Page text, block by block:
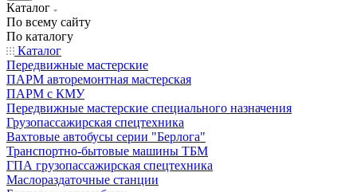
Каталог
По всему сайту
По каталогу
Каталог
Передвижные мастерские
ПАРМ авторемонтная мастерская
ПАРМ с КМУ
Передвижные мастерские специального назначения
Грузопассажирская спецтехника
Вахтовые автобусы серии "Берлога"
Транспортно-бытовые машины ТБМ
ГПА грузопассажирская спецтехника
Маслораздаточные станции